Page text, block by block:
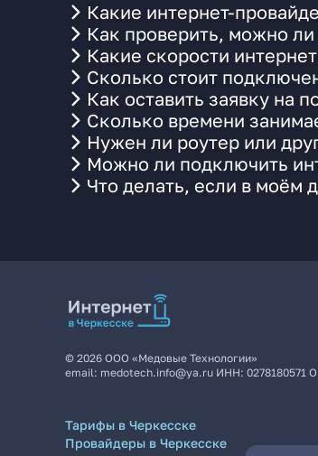
Какие интернет-
Как проверить, можно
Какие скорости
Сколько стоит
Как оставить заявку на
Сколько времени
Нужен ли роутер или
Можно ли подключить
Что делать, если в моём
© 2026 ООО «Медовые Технологии»
email: medotech.info@ya.ru ИНН: 0278180571
Тарифы в Черкесске
Провайдеры в Черкесске